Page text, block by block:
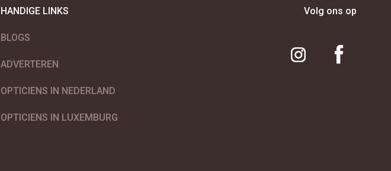
HANDIGE LINKS
BLOGS
ADVERTEREN
OPTICIENS IN NEDERLAND
OPTICIENS IN LUXEMBURG
Volg ons op